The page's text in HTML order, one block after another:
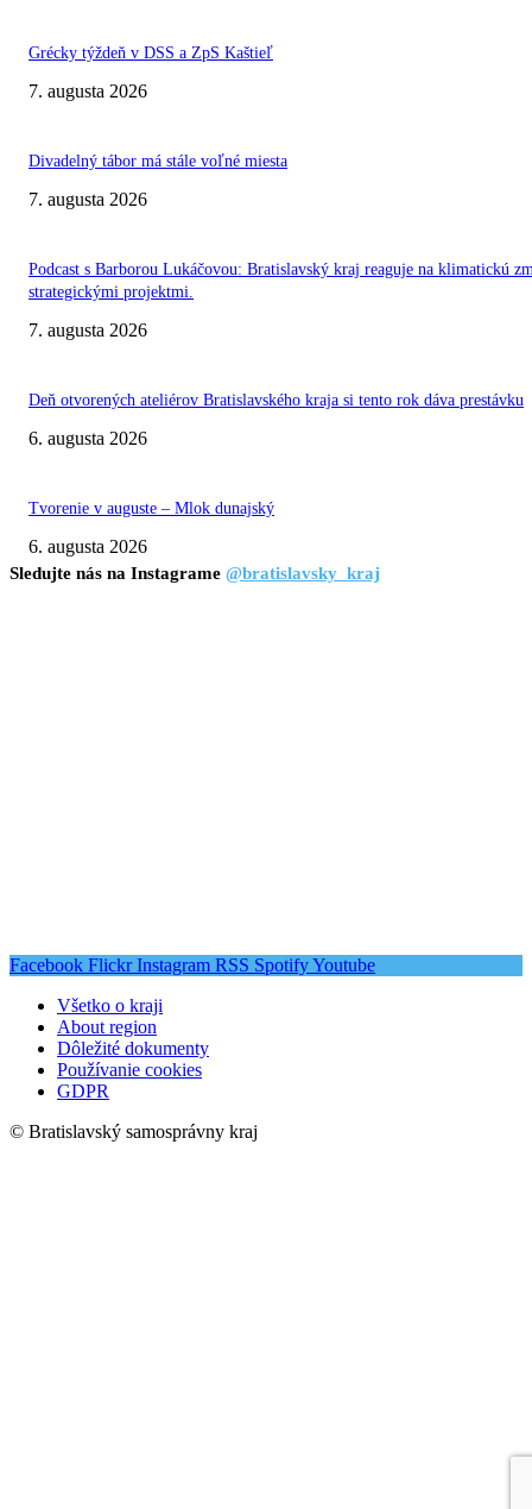
Grécky týždeň v DSS a ZpS Kaštieľ
7. augusta 2026
Divadelný tábor má stále voľné miesta
7. augusta 2026
Podcast s Barborou Lukáčovou: Bratislavský kraj reaguje na klimatickú
strategickými projektmi.
7. augusta 2026
Deň otvorených ateliérov Bratislavského kraja si tento rok dáva prestávku
6. augusta 2026
Tvorenie v auguste – Mlok dunajský
6. augusta 2026
Sledujte nás na Instagrame @bratislavsky_kraj
Facebook Flickr Instagram RSS SpotifyYoutube
Všetko o kraji
About region
Dôležité dokumenty
Používanie cookies
GDPR
© Bratislavský samosprávny kraj